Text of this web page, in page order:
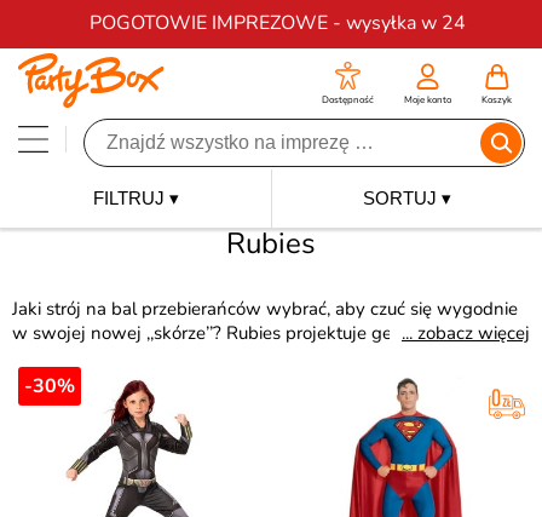
POGOTOWIE IMPREZOWE - wysyłka w 24
Darmowa dostawa na zamówienia od 200 zł
Dostępność Moje konto Koszyk
Rubies
... zobacz więcej
Jaki strój na bal przebierańców wybrać, aby czuć się wygodnie
w swojej nowej ,,skórze’’? Rubies projektuje genialne pod
Halloween, sylwestra, karnawał i urodziny. Tutaj zrealizujesz
swój własny pomysł na przebranie.
FILTRUJ ▾ SORTUJ ▾
-30%